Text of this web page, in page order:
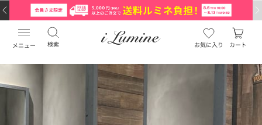
メニュー 検索 お気に入り カート